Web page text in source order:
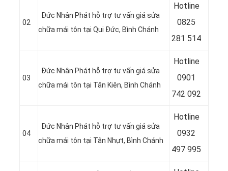
02
Đức Nhân Phát hỗ trợ tư vấn giá sửa
chữa mái tôn tại Qui Đức, Bình Chánh
Hotline
0825
281 514
03
Đức Nhân Phát hỗ trợ tư vấn giá sửa
chữa mái tôn tại Tân Kiên, Bình Chánh
Hotline
0901
742 092
04
Đức Nhân Phát hỗ trợ tư vấn giá sửa
chữa mái tôn tại Tân Nhựt, Bình Chánh
Hotline
0932
497 995